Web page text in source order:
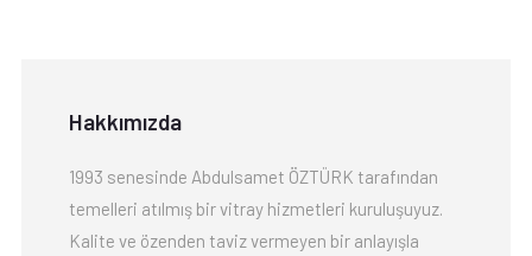
Hakkımızda
1993 senesinde Abdulsamet ÖZTÜRK tarafından
temelleri atılmış bir vitray hizmetleri kuruluşuyuz.
Kalite ve özenden taviz vermeyen bir anlayışla